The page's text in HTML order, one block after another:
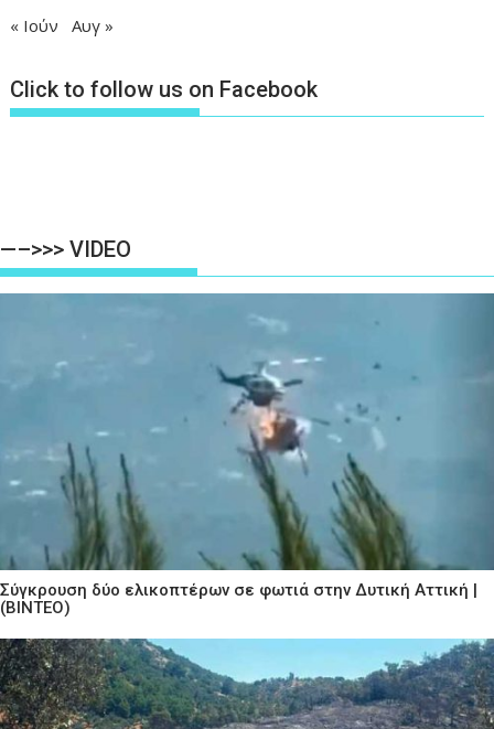
« Ιούν Αυγ »
Click to follow us on Facebook
—–>>> VIDEO
Σύγκρουση δύο ελικοπτέρων σε φωτιά στην Δυτική Αττική |
(ΒΙΝΤΕΟ)